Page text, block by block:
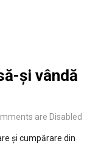
și vândă
are Disabled
și cumpărare din